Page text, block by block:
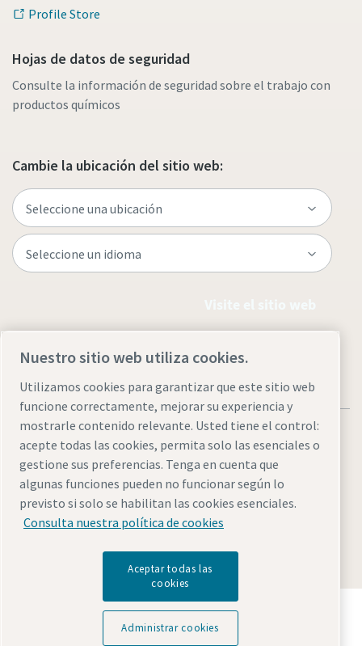
Profile Store
Hojas de datos de seguridad
Consulte la información de seguridad sobre el trabajo con
productos químicos
Cambie la ubicación del sitio web:
Avisos legales y de privacidadAdministrar cookies
AccesibilidadMapa del sitio
© 2026 Atlas Copco
Descubre cómo Atlas Copco Group impulsa la
tecnología que transforma el futuro.
Nuestro sitio web utiliza cookies.
Utilizamos cookies para garantizar que este sitio web
funcione correctamente, mejorar su experiencia y
mostrarle contenido relevante. Usted tiene el control:
acepte todas las cookies, permita solo las esenciales o
gestione sus preferencias. Tenga en cuenta que
algunas funciones pueden no funcionar según lo
previsto si solo se habilitan las cookies esenciales.
Consulta nuestra política de cookies
Aceptar todas las
cookies
Administrar cookies